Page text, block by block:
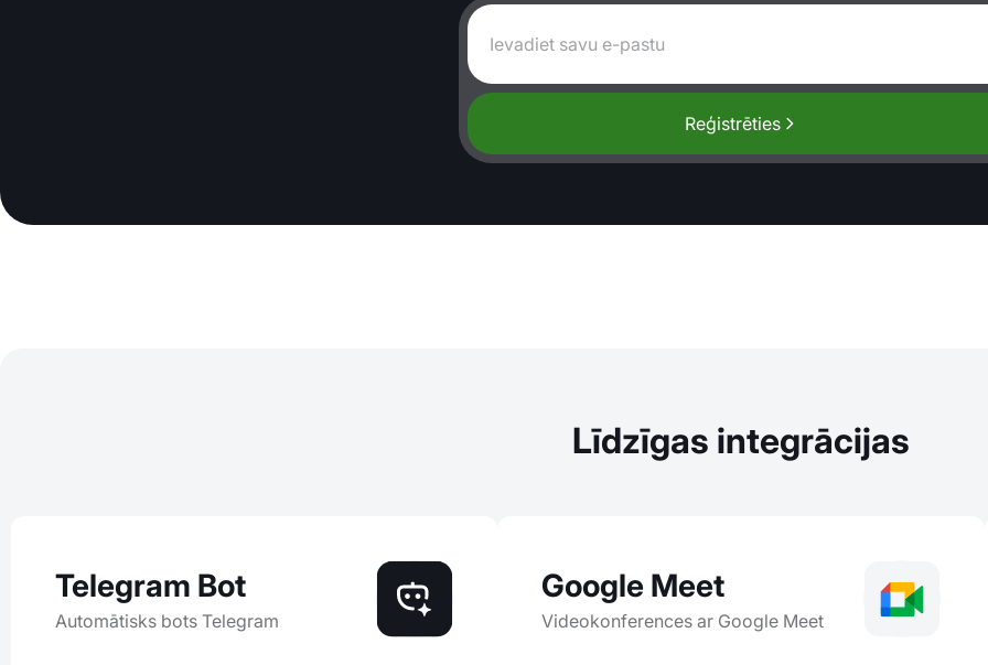
Reģistrēties
Līdzīgas integrācijas
Telegram Bot
Automātisks bots Telegram
Google Meet
Videokonferences ar Google Meet